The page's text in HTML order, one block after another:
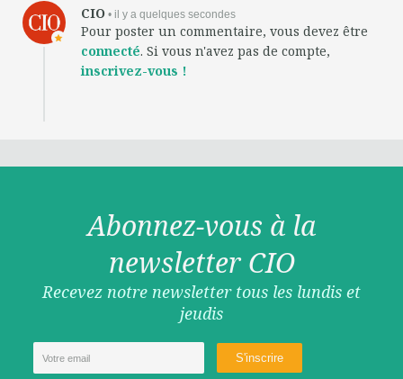
CIO • il y a quelques secondes
Pour poster un commentaire, vous devez être
connecté. Si vous n'avez pas de compte,
inscrivez-vous !
Abonnez-vous à la
newsletter CIO
Recevez notre newsletter tous les lundis et
jeudis